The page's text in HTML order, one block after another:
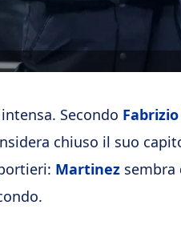
Secondo
chiuso il suo
Martinez sembra